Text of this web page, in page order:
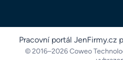
Pracovní portál JenFirmy.cz
© 2016–2026 Coweo